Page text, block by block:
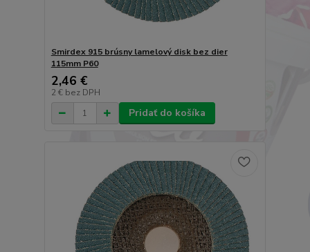
Smirdex 915 brúsny lamelový disk bez dier
115mm P60
2,46 €
2 € bez DPH
Pridať do košíka